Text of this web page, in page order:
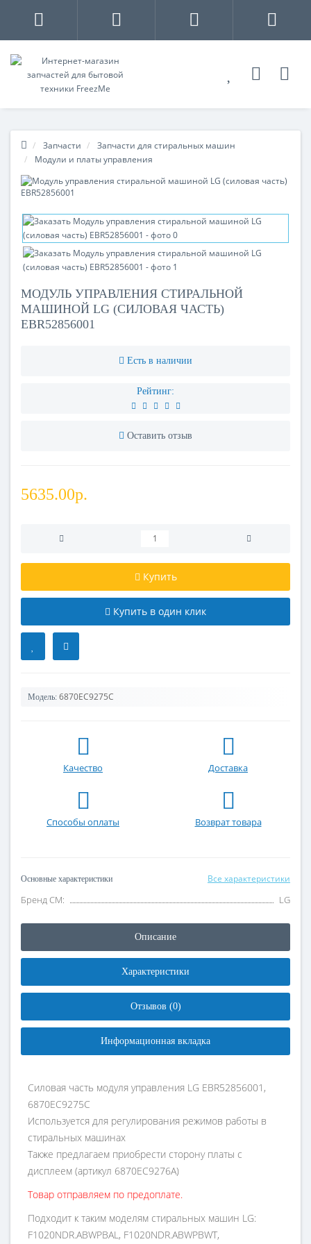
Запчасти
Запчасти для стиральных машин
Модули и платы управления
МОДУЛЬ УПРАВЛЕНИЯ СТИРАЛЬНОЙ
МАШИНОЙ LG (СИЛОВАЯ ЧАСТЬ)
EBR52856001
Есть в наличии
Рейтинг:
Оставить отзыв
5635.00р.
Купить
Купить в один клик
Модель: 6870EC9275C
Качество Доставка
Способы оплаты Возврат товара
Основные характеристики Все характеристики
Бренд СМ: LG
Описание
Характеристики
Отзывов (0)
Информационная вкладка
Силовая часть модуля управления LG EBR52856001,
6870EC9275C
Используется для регулирования режимов работы в
стиральных машинах
Также предлагаем приобрести сторону платы с
дисплеем (артикул 6870EC9276A)
Товар отправляем по предоплате.
Подходит к таким моделям стиральных машин LG:
F1020NDR.ABWPBAL, F1020NDR.ABWPBWT,